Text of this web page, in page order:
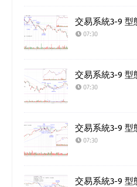
交易系統3-9
07:30
交易系統3-9
07:30
交易系統3-9
07:30
交易系統3-9